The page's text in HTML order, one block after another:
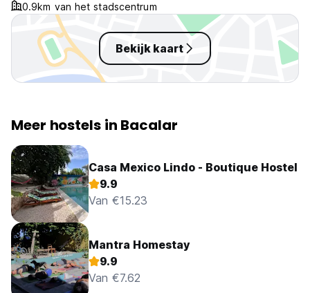
0.9km van het stadscentrum
Bekijk kaart
Meer hostels in Bacalar
Casa Mexico Lindo - Boutique Hostel
9.9
Van €15.23
Mantra Homestay
9.9
Van €7.62